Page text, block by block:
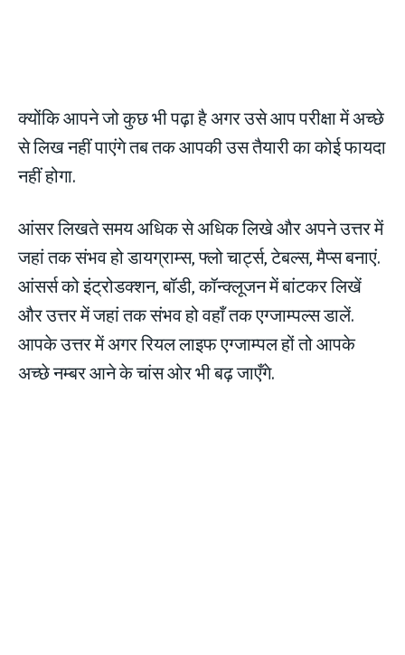
क्योंकि आपने जो कुछ भी पढ़ा है अगर उसे आप परीक्षा में अच्छे
से लिख नहीं पाएंगे तब तक आपकी उस तैयारी का कोई फायदा
नहीं होगा.
आंसर लिखते समय अधिक से अधिक लिखे और अपने उत्तर में
जहां तक संभव हो डायग्राम्स, फ्लो चार्ट्स, टेबल्स, मैप्स बनाएं.
आंसर्स को इंट्रोडक्शन, बॉडी, कॉन्क्लूजन में बांटकर लिखें
और उत्तर में जहां तक संभव हो वहाँ तक एग्जाम्पल्स डालें.
आपके उत्तर में अगर रियल लाइफ एग्जाम्पल हों तो आपके
अच्छे नम्बर आने के चांस ओर भी बढ़ जाएँगे.